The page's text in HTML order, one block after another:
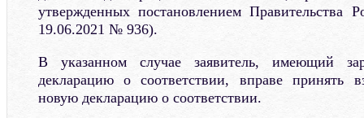
утвержденных постановлением Правительства
19.06.2021 № 936).
В указанном случае заявитель, имеющий
декларацию о соответствии, вправе принять
новую декларацию о соответствии.